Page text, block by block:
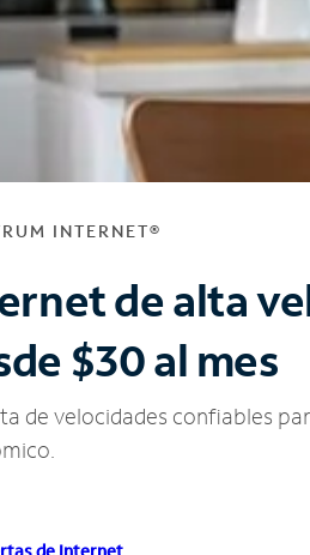
INTERNET®
de alta
$30 al mes
de velocidades confiables